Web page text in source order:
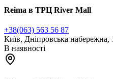
Reima в ТРЦ River Mall
+38(063) 563 56 87
Київ, Дніпровська набережна,
В наявності